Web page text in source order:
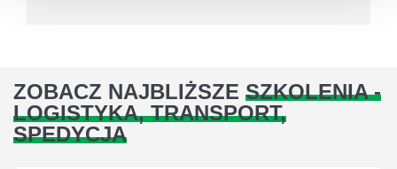
ZOBACZ NAJBLIŻSZE SZKOLENIA -
LOGISTYKA, TRANSPORT,
SPEDYCJA